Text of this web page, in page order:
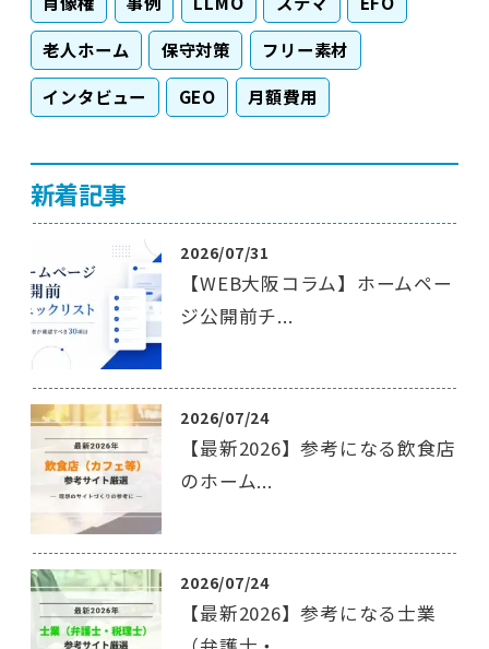
老人ホーム
保守対策
フリー素材
インタビュー
GEO 月額費用
新着記事
2026/07/31
【WEB大阪コラム】ホームペー
ジ公開前チ...
2026/07/24
【最新2026】参考になる飲食店
のホーム...
2026/07/24
【最新2026】参考になる士業